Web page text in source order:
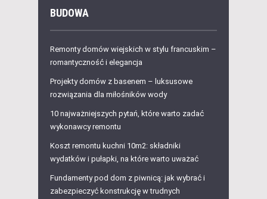
BUDOWA
Remonty domów wiejskich w stylu francuskim –
romantyczność i elegancja
Projekty domów z basenem – luksusowe
rozwiązania dla miłośników wody
10 najważniejszych pytań, które warto zadać
wykonawcy remontu
Koszt remontu kuchni 10m2: składniki
wydatków i pułapki, na które warto uważać
Fundamenty pod dom z piwnicą: jak wybrać i
zabezpieczyć konstrukcję w trudnych